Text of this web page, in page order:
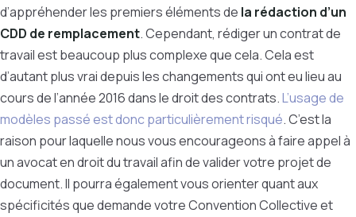
d’appréhender les premiers éléments de la rédaction d’un
CDD de remplacement. Cependant, rédiger un contrat de
travail est beaucoup plus complexe que cela. Cela est
d’autant plus vrai depuis les changements qui ont eu lieu au
cours de l’année 2016 dans le droit des contrats.L’usage de
modèles passé est donc particulièrement risqué. C’est la
raison pour laquelle nous vous encourageons à faire appel à
un avocat en droit du travail afin de valider votre projet de
document. Il pourra également vous orienter quant aux
spécificités que demande votre Convention Collective et